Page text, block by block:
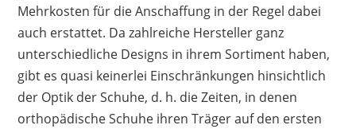
Mehrkosten für die Anschaffung in der Regel dabei
auch erstattet. Da zahlreiche Hersteller ganz
unterschiedliche Designs in ihrem Sortiment haben,
gibt es quasi keinerlei Einschränkungen hinsichtlich
der Optik der Schuhe, d. h. die Zeiten, in denen
orthopädische Schuhe ihren Träger auf den ersten